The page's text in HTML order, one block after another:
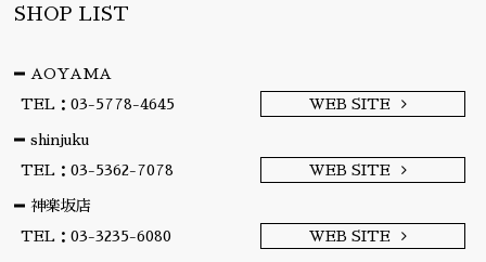
SHOP LIST
AOYAMA
TEL：03-5778-4645
WEB SITE
shinjuku
TEL：03-5362-7078
WEB SITE
神楽坂店
TEL：03-3235-6080
WEB SITE